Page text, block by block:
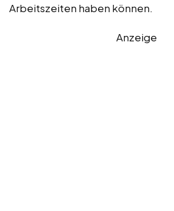
Arbeitszeiten haben können.
Anzeige